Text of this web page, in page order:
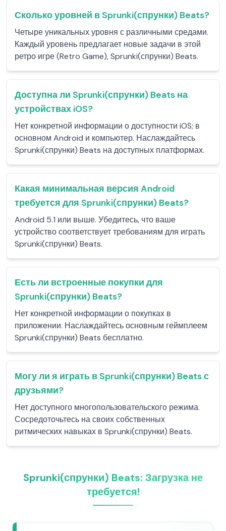
Сколько уровней в Sprunki(спрунки) Beats?
Четыре уникальных уровня с различными средами.
Каждый уровень предлагает новые задачи в этой
ретро игре (Retro Game), Sprunki(спрунки) Beats.
Доступна ли Sprunki(спрунки) Beats на
устройствах iOS?
Нет конкретной информации о доступности iOS; в
основном Android и компьютер. Наслаждайтесь
Sprunki(спрунки) Beats на доступных платформах.
Какая минимальная версия Android
требуется для Sprunki(спрунки) Beats?
Android 5.1 или выше. Убедитесь, что ваше
устройство соответствует требованиям для играть
Sprunki(спрунки) Beats.
Есть ли встроенные покупки для
Sprunki(спрунки) Beats?
Нет конкретной информации о покупках в
приложении. Наслаждайтесь основным геймплеем
Sprunki(спрунки) Beats бесплатно.
Могу ли я играть в Sprunki(спрунки) Beats с
друзьями?
Нет доступного многопользовательского режима.
Сосредоточьтесь на своих собственных
ритмических навыках в Sprunki(спрунки) Beats.
Sprunki(спрунки) Beats: Загрузка не
требуется!